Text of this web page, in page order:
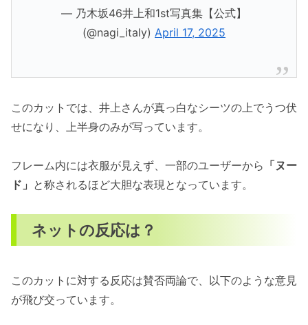
— 乃木坂46井上和1st写真集【公式】
(@nagi_italy) April 17, 2025
このカットでは、井上さんが真っ白なシーツの上でうつ伏
せになり、上半身のみが写っています。
フレーム内には衣服が見えず、一部のユーザーから 「ヌー
ド」 と称されるほど大胆な表現となっています。
ネットの反応は？
このカットに対する反応は賛否両論で、以下のような意見
が飛び交っています。